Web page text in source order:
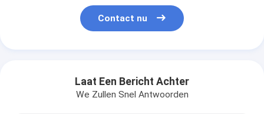
Contact nu
Laat Een Bericht Achter
We Zullen Snel Antwoorden